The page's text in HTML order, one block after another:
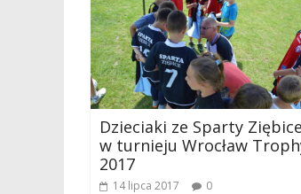
Dzieciaki ze Sparty Ziębice
w turnieju Wrocław
2017
14 lipca 2017 0